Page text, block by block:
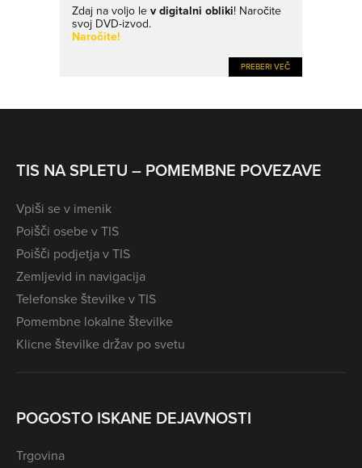
Zdaj na voljo lev digitalni obliki! Naročite
svoj DVD-izvod.
Naročite!
PREBERI VEČ
TIS NA SPLETU – POMEMBNE POVEZAVE
Vpiši se v imenik
Poišči osebe v TIS
Poišči podjetja v TIS
Zemljevid in navigacija
Telefonske številke v TIS
Pomembne lokalne številke
Klicne številke držav po svetu
POGOSTO ISKANE DEJAVNOSTI
Trgovina